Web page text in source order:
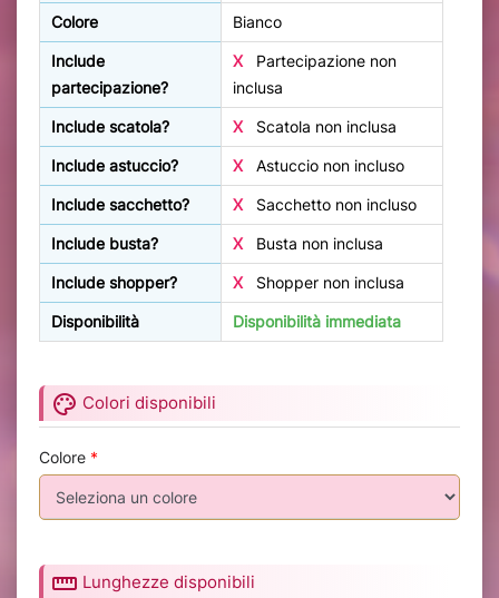
Colore Bianco
Include
partecipazione?
X
Partecipazione non
inclusa
Include scatola? X Scatola non inclusa
Include astuccio? X Astuccio non incluso
Include sacchetto? X Sacchetto non incluso
Include busta? X Busta non inclusa
Include shopper? X Shopper non inclusa
Disponibilità Disponibilità immediata
palette Colori disponibili
Colore *
straighten Lunghezze disponibili